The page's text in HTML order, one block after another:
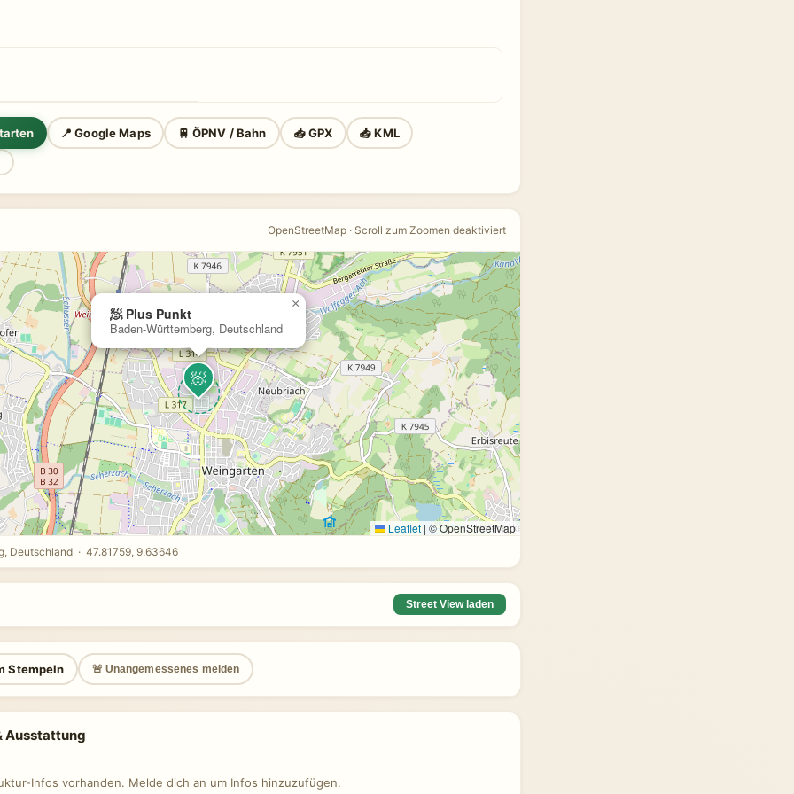
📍 Google Maps 🚆 ÖPNV / Bahn 📥 GPX 📥 KML
OpenStreetMap · Scroll zum Zoomen deaktiviert
🧖
🧖 Plus Punkt
Baden-Württemberg, Deutschland
×
Leaflet | © OpenStreetMap
Deutschland · 47.81759, 9.63646
Street View laden
Stempeln 🚨 Unangemessenes melden
Infos vorhanden. Melde dich an um Infos hinzuzufügen.